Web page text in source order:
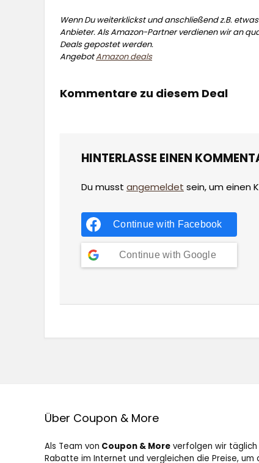
Wenn Du weiterklickst und anschließend z.B.
Anbieter. Als Amazon-Partner verdienen wir an
Deals gepostet werden.
AngebotAmazon deals
Kommentare zu diesem Deal
HINTERLASSE EINEN
Du musst angemeldet sein, um einen
Continue with Facebook
Continue with Google
Über Coupon & More
Als Team von Coupon & Moreverfolgen wir täglich
Rabatte im Internet und vergleichen die Preise, um